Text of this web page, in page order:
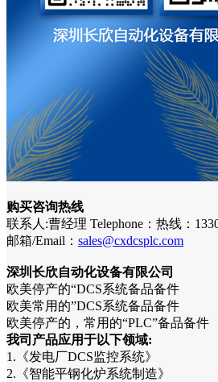
购买咨询热线
联系人:曹经理 Telephone：热线：
邮箱/Email： sales@cxdcsplc.com
深圳长欣自动化设备有限公司
欧美停产的“DCS系统备品备件
欧美常用的”DCS系统备品备件
欧美停产的，常用的“PLC”备品备件
我司产品应用于以下领域:
1.《发电厂DCS监控系统》
2.《智能平钢化炉系统制造》